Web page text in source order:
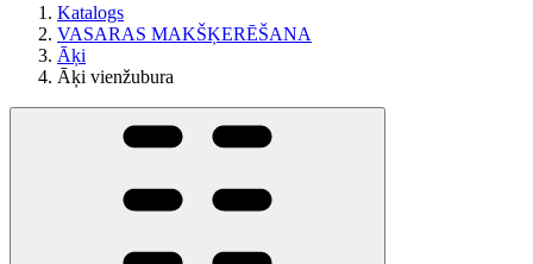
Katalogs
VASARAS MAKŠĶERĒŠANA
Āķi
Āķi vienžubura